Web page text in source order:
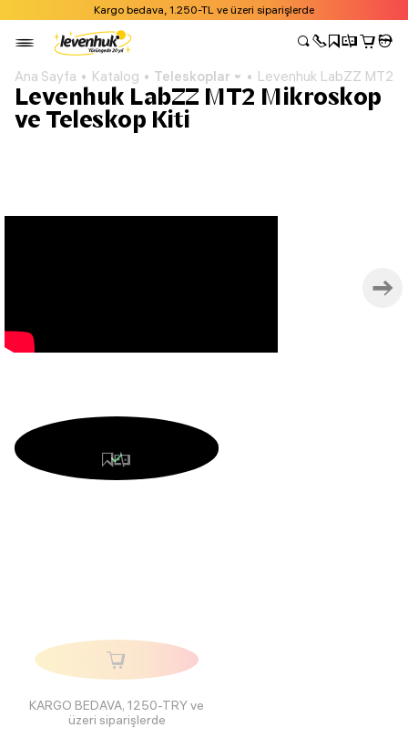
Kargo bedava, 1.250-TL ve üzeri siparişlerde
Ana Sayfa Katalog Teleskoplar Levenhuk LabZZ MT2
Levenhuk LabZZ MT2 Mikroskop
ve Teleskop Kiti
KARGO BEDAVA, 1250-TRY ve
üzeri siparişlerde